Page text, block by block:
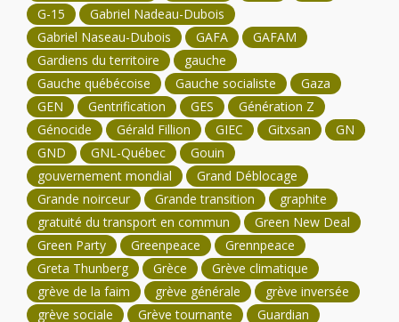
G-15
Gabriel Nadeau-Dubois
Gabriel Naseau-Dubois
GAFA
GAFAM
Gardiens du territoire
gauche
Gauche québécoise
Gauche socialiste
Gaza
GEN
Gentrification GES
Génération Z
Génocide
Gérald Fillion GIEC Gitxsan
GN
GND
GNL-Québec
Gouin
gouvernement mondial
Grand Déblocage
Grande noirceur
Grande transition
graphite
gratuité du transport en commun
Green New Deal
Green Party
Greenpeace
Grennpeace
Greta Thunberg
Grèce
Grève climatique
grève de la faim
grève générale
grève inversée
grève sociale
Grève tournante
Guardian